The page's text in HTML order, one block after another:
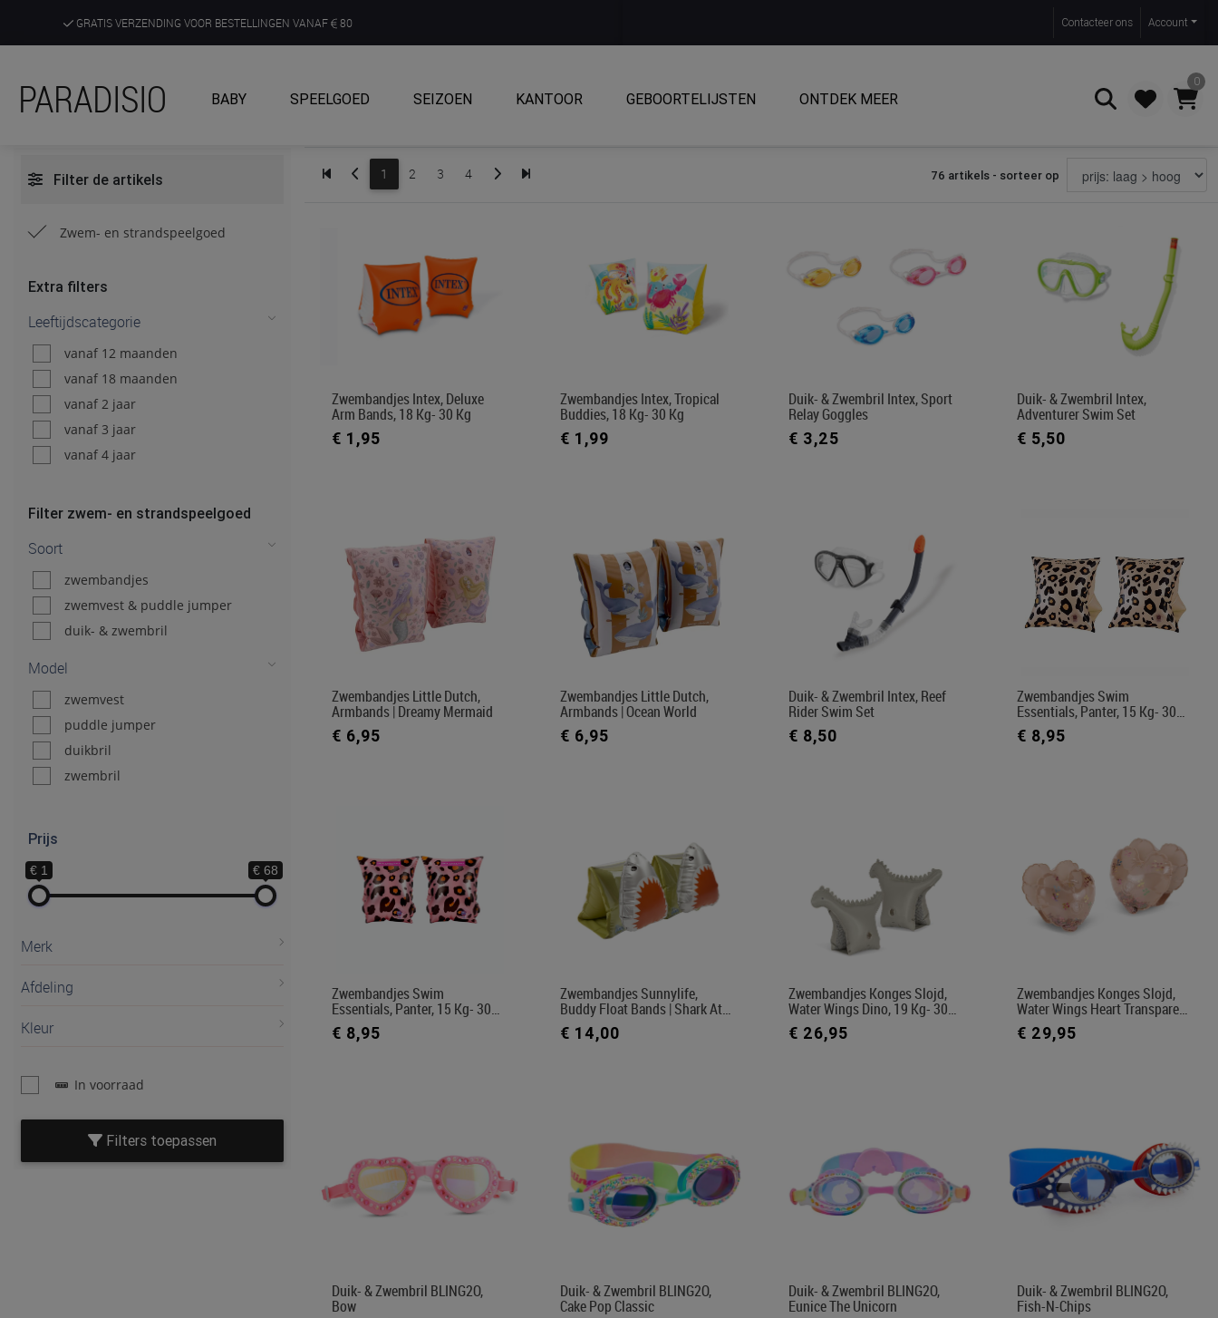
GRATIS VERZENDING VOOR BESTELLINGEN VANAF 80
ONTDEK, BELEEF EN KRIJG ADVIES IN ONZE WINKELS
Contacteer ons Account
PARADISIO BABY SPEELGOED SEIZOEN KANTOOR GEBOORTELIJSTEN ONTDEK MEER
0
Zoeken
Filter de artikels
Zwem- en strandspeelgoed
Extra filters
Leeftijdscategorie
vanaf 12 maanden
vanaf 18 maanden
vanaf 2 jaar
vanaf 3 jaar
vanaf 4 jaar
Filter zwem- en strandspeelgoed
Soort
zwembandjes
zwemvest & puddle jumper
duik- & zwembril
Model
zwemvest
puddle jumper
duikbril
zwembril
Prijs
€ 1 € 68
Merk
Afdeling
Kleur
In voorraad
Filters toepassen
1 2 3 4 76 artikels - sorteer op
Zwembandjes Intex, Deluxe
Arm Bands, 18 Kg- 30 Kg
€ 1,95
Zwembandjes Intex, Tropical
Buddies, 18 Kg- 30 Kg
€ 1,99
Duik- & Zwembril Intex, Sport
Relay Goggles
€ 3,25
Duik- & Zwembril Intex,
Adventurer Swim Set
€ 5,50
Zwembandjes Little Dutch,
Armbands | Dreamy Mermaid
€ 6,95
Zwembandjes Little Dutch,
Armbands | Ocean World
€ 6,95
Duik- & Zwembril Intex, Reef
Rider Swim Set
€ 8,50
Zwembandjes Swim
Essentials, Panter, 15 Kg- 30…
€ 8,95
Zwembandjes Swim
Essentials, Panter, 15 Kg- 30…
€ 8,95
Zwembandjes Sunnylife,
Buddy Float Bands | Shark At…
€ 14,00
Zwembandjes Konges Slojd,
Water Wings Dino, 19 Kg- 30…
€ 26,95
Zwembandjes Konges Slojd,
Water Wings Heart Transpare…
€ 29,95
Duik- & Zwembril BLING2O,
Bow
Duik- & Zwembril BLING2O,
Cake Pop Classic
Duik- & Zwembril BLING2O,
Eunice The Unicorn
Duik- & Zwembril BLING2O,
Fish-N-Chips